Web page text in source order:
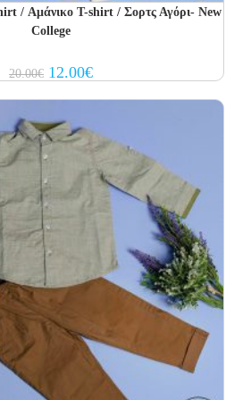
/ Αμάνικο T-shirt / Σορτς Αγόρι- New
College
20.00€ Original
price
12.00€Current
price